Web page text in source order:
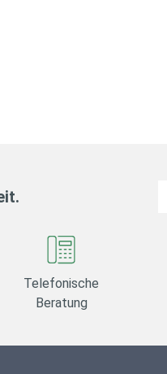
Telefonische
Beratung